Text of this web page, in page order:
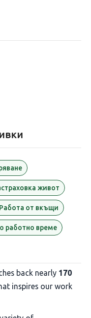
живот
Работа от вкъщи
работно време
back nearly 170
inspires our work